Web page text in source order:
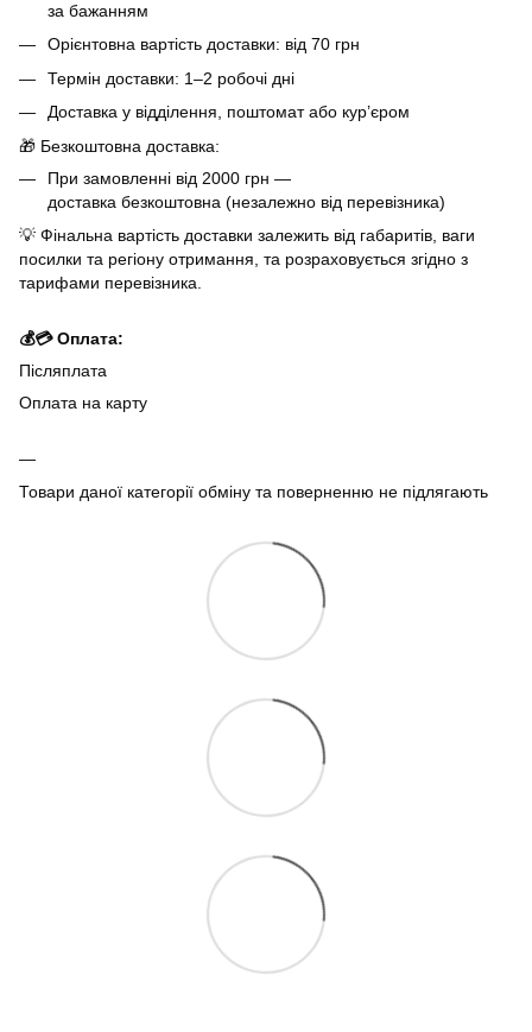
за бажанням
Орієнтовна вартість доставки: від 70 грн
Термін доставки: 1–2 робочі дні
Доставка у відділення, поштомат або кур’єром
🎁 Безкоштовна доставка:
При замовленні від 2000 грн —
доставка безкоштовна (незалежно від перевізника)
💡 Фінальна вартість доставки залежить від габаритів, ваги
посилки та регіону отримання, та розраховується згідно з
тарифами перевізника.
💰💳 Оплата:
Післяплата
Оплата на карту
Товари даної категорії обміну та поверненню не підлягають